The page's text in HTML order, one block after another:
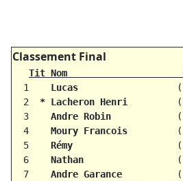
Classement Final
Tit Nom
  1
Lucas
  2
  *
Lacheron Henri
  3
Andre Robin
(
  4
Moury Francois
(
  5
Rémy
  6
Nathan
  7
Andre Garance
(